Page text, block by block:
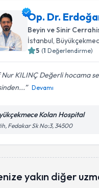
Op. Dr.
Beyin ve Sinir
İstanbul,
5 (1 Değerlendirme)
Nur KILINÇ Değerli hocama
Devamı
Kolan Hospital
Fedakar Sk No:3, 34500
yakın diğer